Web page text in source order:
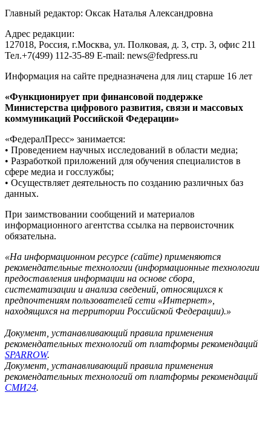
Главный редактор: Оксак Наталья Александровна
Адрес редакции:
127018, Россия, г.Москва, ул. Полковая, д. 3, стр. 3, офис 211
Тел.+7(499) 112-35-89 E-mail: news@fedpress.ru
Информация на сайте предназначена для лиц старше 16 лет
«Функционирует при финансовой поддержке
Министерства цифрового развития, связи и массовых
коммуникаций Российской Федерации»
«ФедералПресс» занимается:
• Проведением научных исследований в области медиа;
• Разработкой приложений для обучения специалистов в
сфере медиа и госслужбы;
• Осуществляет деятельность по созданию различных баз
данных.
При заимствовании сообщений и материалов
информационного агентства ссылка на первоисточник
обязательна.
«На информационном ресурсе (сайте) применяются
рекомендательные технологии (информационные технологии
предоставления информации на основе сбора,
систематизации и анализа сведений, относящихся к
предпочтениям пользователей сети «Интернет»,
находящихся на территории Российской Федерации).»
Документ, устанавливающий правила применения
рекомендательных технологий от платформы рекомендаций
SPARROW.
Документ, устанавливающий правила применения
рекомендательных технологий от платформы рекомендаций
СМИ24.